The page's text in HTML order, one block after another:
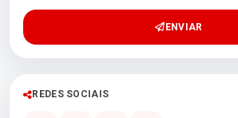
ENVIAR
REDES SOCIAIS